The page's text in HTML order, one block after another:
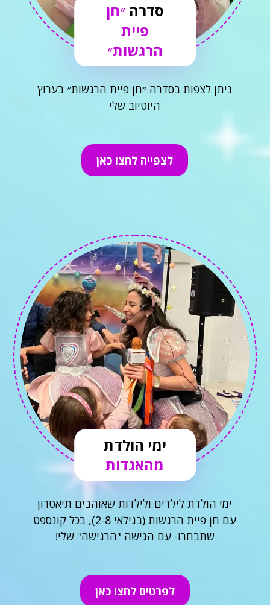
סדרה״חן
פיית
הרגשות״
ניתן לצפות בסדרה ״חן פיית הרגשות״ בערוץ
היוטיוב שלי
לצפייה לחצו כאן
ימי הולדת
מהאגדות
ימי הולדת לילדים ולילדות שאוהבים תיאטרון
עם חן פיית הרגשות (בגילאי 2-8), בכל קונספט
שתבחרו- עם הגישה "הרגישה" שלי!
לפרטים לחצו כאן